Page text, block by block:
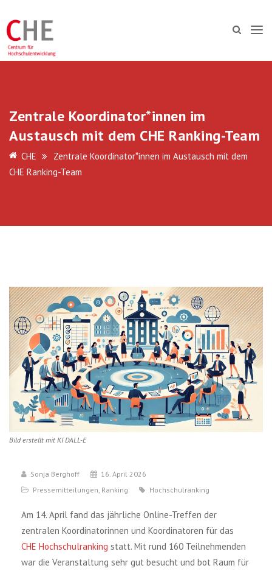
Zentrale Koordinator*innen im
Austausch mit dem CHE Ranking-Team
CHE
Zentrale Koordinator*innen im Austausch mit dem
CHE Ranking-Team
Bild erstellt mit KI DALL-E
Sonja Berghoff
16. April 2026
Pressemitteilungen Ranking Hochschulranking
Am 14. April fand das jährliche Online-Treffen der
zentralen Koordinatorinnen und Koordinatoren für das
CHE Hochschulranking statt. Mit rund 160 Teilnehmenden
war die Veranstaltung sehr gut besucht und bot Raum für